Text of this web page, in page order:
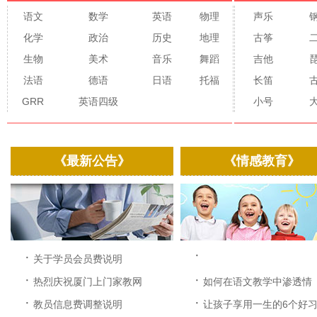
语文 数学 英语
物理
化学
政治 历史
地理
生物
美术 音乐
舞蹈
法语
德语 日语
托福
GRR
英语四级
声乐
古筝
吉他
长笛
小号
《最新公告》
· 关于学员会员费说明
· 热烈庆祝厦门上门家教网
改...
· 教员信息费调整说明
《情感教育》
·
· 如何在语文教学中渗透情
感...
· 让孩子享用一生的6个好